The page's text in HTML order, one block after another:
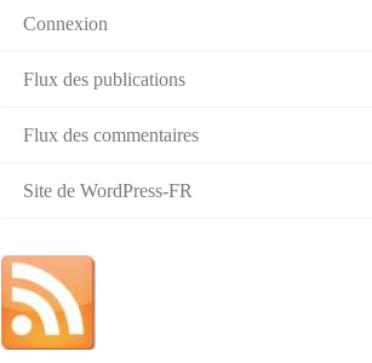
Connexion
Flux des publications
Flux des commentaires
Site de WordPress-FR